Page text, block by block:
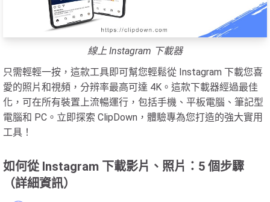
線上 Instagram 下載器
只需輕輕一按，這款工具即可幫您輕鬆從 Instagram 下載您喜
愛的照片和視頻，分辨率最高可達 4K。這款下載器經過最佳
化，可在所有裝置上流暢運行，包括手機、平板電腦、筆記型
電腦和 PC。立即探索 ClipDown，體驗專為您打造的強大實用
工具！
如何從 Instagram 下載影片、照片：5 個步驟
（詳細資訊）